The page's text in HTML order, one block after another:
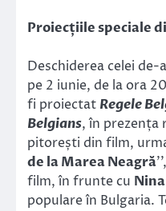
Proiecțiile speciale
Deschiderea celei de-
pe 2 iunie, de la ora
fi proiectat Regele
Belgians, în prezența
pitorești din film,
de la Marea Neagră
film, în frunte cu
populare în Bulgaria.